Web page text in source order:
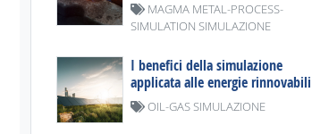
MAGMA METAL-PROCESS-
SIMULATION SIMULAZIONE
I benefici della simulazione
applicata alle energie rinnovabili
OIL-GAS SIMULAZIONE